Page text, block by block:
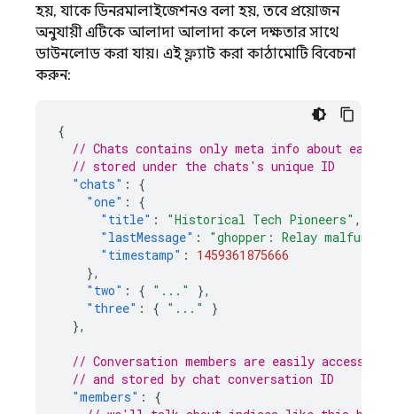
হয়, যাকে ডিনরমালাইজেশনও বলা হয়, তবে প্রয়োজন
অনুযায়ী এটিকে আলাদা আলাদা কলে দক্ষতার সাথে
ডাউনলোড করা যায়। এই ফ্ল্যাট করা কাঠামোটি বিবেচনা
করুন:
{
// Chats contains only meta info about each
// stored under the chats's unique ID
"chats" :
{
"one" :
{
"title" : "Historical Tech Pioneers" ,
"lastMessage" :
"ghopper: Relay
"timestamp" :
1459361875666
},
"two" : { "..."
},
"three" : { "..."
}
},
// Conversation members are easily accessible
// and stored by chat conversation ID
"members" :
{